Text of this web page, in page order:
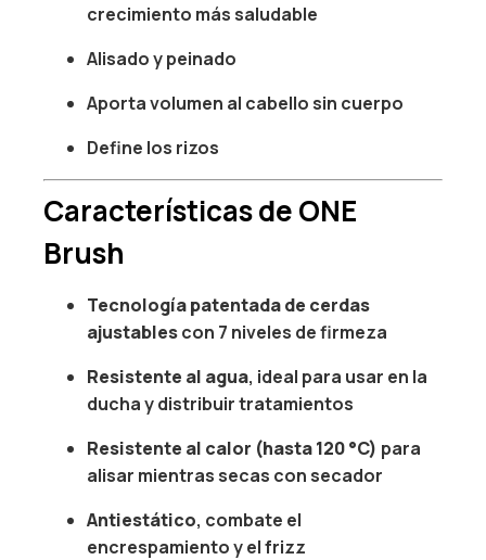
crecimiento más saludable
Alisado y peinado
Aporta volumen al cabello sin cuerpo
Define los rizos
Características de ONE
Brush
Tecnología patentada de cerdas
ajustablescon 7 niveles de firmeza
Resistente al agua, ideal para usar en la
ducha y distribuir tratamientos
Resistente al calor (hasta 120 °C) para
alisar mientras secas con secador
Antiestático, combate el
encrespamiento y el frizz